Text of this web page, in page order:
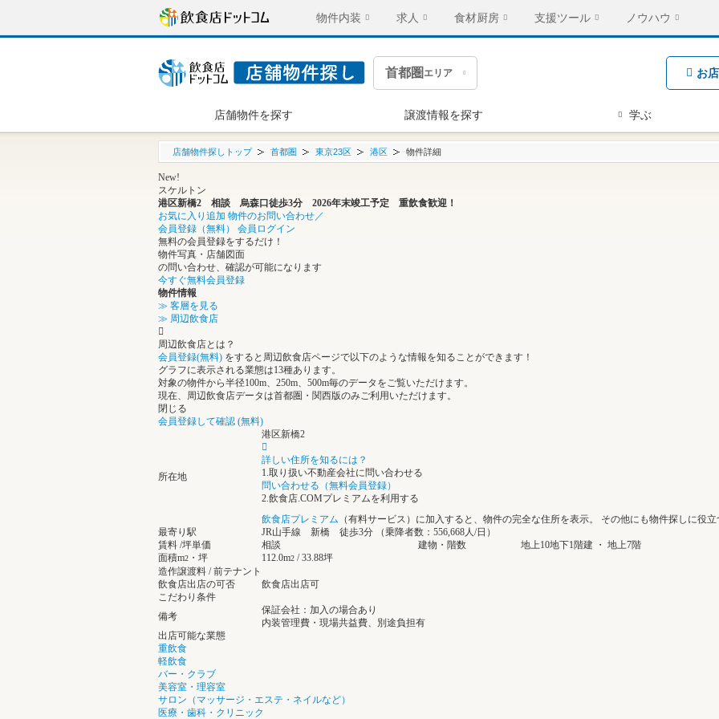
物件内装 求人 食材厨房 支援ツール ノウハウ
首都圏 エリア お
店舗物件を探す 譲渡情報を探す 学ぶ
店舗物件探しトップ 首都圏 東京23区 港区 物件詳細
New!
スケルトン
港区新橋2 相談 烏森口徒歩3分 2026年末竣工予定 重飲食歓迎！
お気に入り追加 物件のお問い合わせ／
会員登録（無料）
会員ログイン
無料の会員登録をするだけ！
物件写真・店舗図面
の問い合わせ、確認が可能になります
今すぐ無料会員登録
物件情報
≫ 客層を見る
≫ 周辺飲食店
周辺飲食店とは？
会員登録(無料) をすると周辺飲食店ページで以下のような情報を知ることができます！
グラフに表示される業態は13種あります。
対象の物件から半径100m、250m、500m毎のデータをご覧いただけます。
現在、周辺飲食店データは首都圏・関西版のみご利用いただけます。
閉じる
会員登録して確認 (無料)
所在地
港区新橋2
詳しい住所を知るには？
1.取り扱い不動産会社に問い合わせる
問い合わせる（無料会員登録）
2.飲食店.COMプレミアムを利用する
飲食店プレミアム （有料サービス）に加入すると、物件の完全な住所を表示。 その他にも物件探しに役立
最寄り駅
JR山手線 新橋 徒歩3分 （乗降者数：556,668人/日）
賃料 /坪単価
相談 建物・階数
地上10地下1階建 ・ 地上7階
面積m2 ・坪 112.0m2 / 33.88坪
造作譲渡料 / 前テナント
飲食店出店の可否
飲食店出店可
こだわり条件
備考
保証会社：加入の場合あり
内装管理費・現場共益費、別途負担有
出店可能な業態
重飲食
軽飲食
バー・クラブ
美容室・理容室
サロン（マッサージ・エステ・ネイルなど）
医療・歯科・クリニック